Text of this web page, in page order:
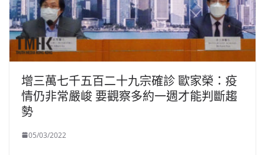
增三萬七千五百二十九宗確診 歐家榮：疫
情仍非常嚴峻 要觀察多約一週才能判斷趨
勢
05/03/2022